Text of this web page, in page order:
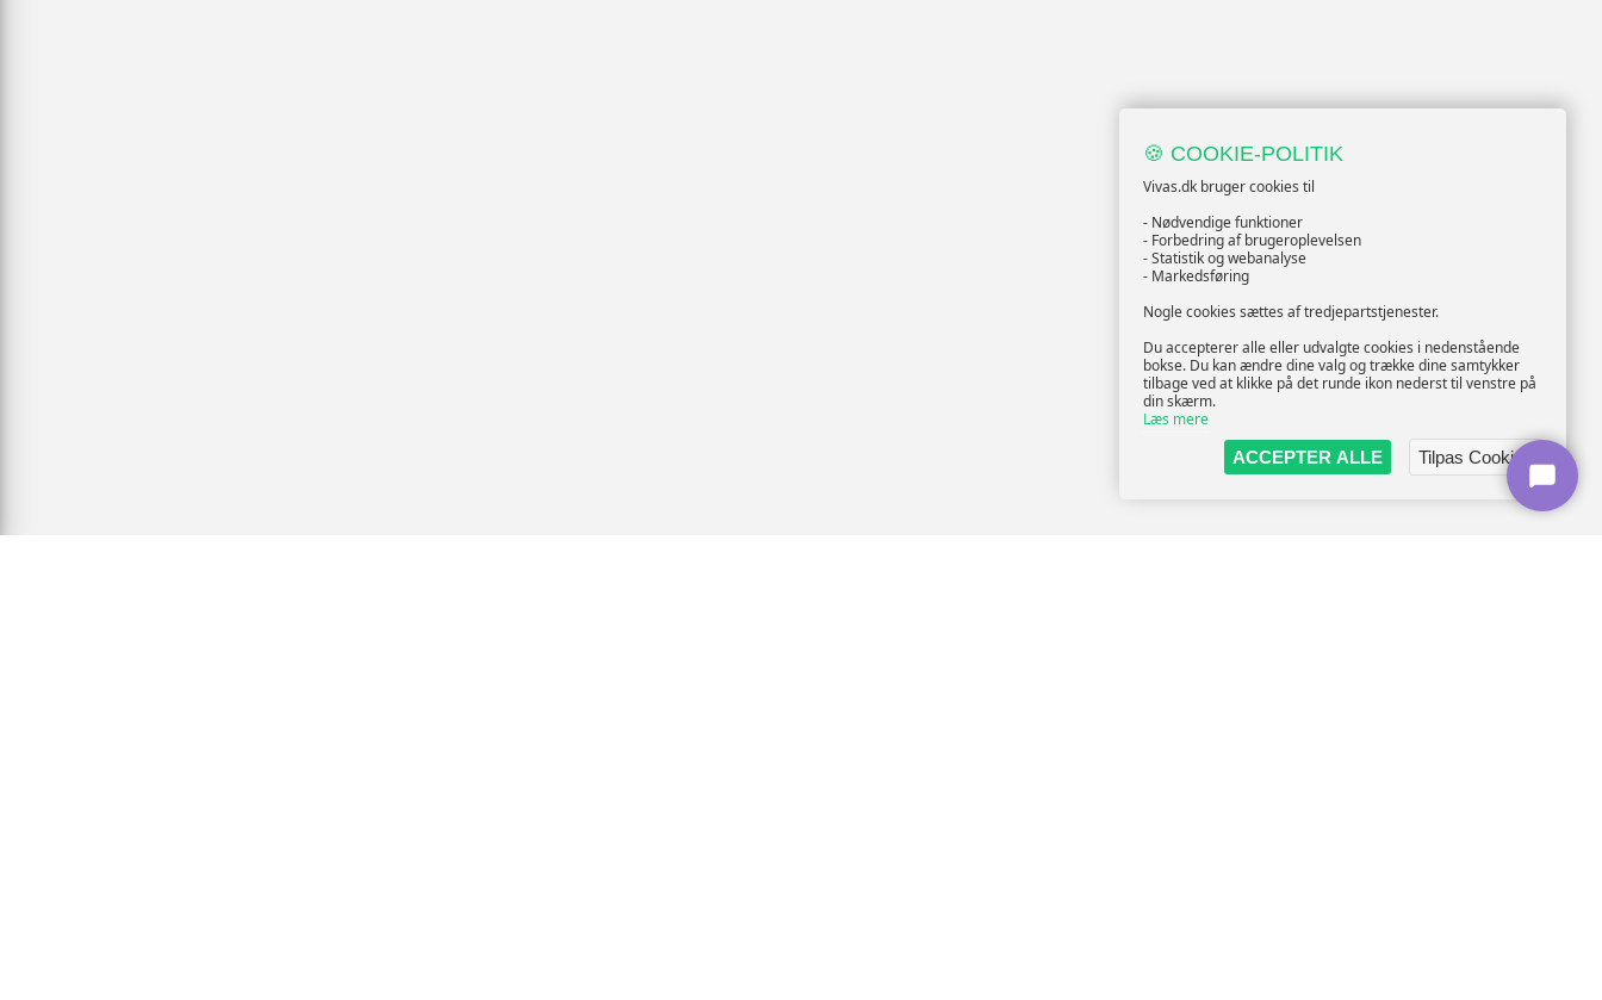
🍪 COOKIE-POLITIK
Vivas.dk bruger cookies til
- Nødvendige funktioner
- Forbedring af brugeroplevelsen
- Statistik og webanalyse
- Markedsføring
Nogle cookies sættes af tredjepartstjenester.
Du accepterer alle eller udvalgte cookies i nedenstående
bokse. Du kan ændre dine valg og trække dine samtykker
tilbage ved at klikke på det runde ikon nederst til venstre på
din skærm.
Læs mere
ACCEPTER ALLE
Tilpas Cookies